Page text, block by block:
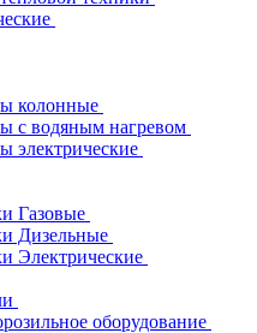
колонные
с водяным нагревом
электрические
Газовые
Дизельные
Электрические
оборудование